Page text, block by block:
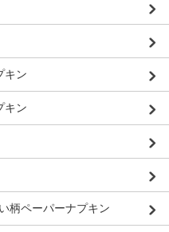
キン
キン
柄ペーパーナプキン